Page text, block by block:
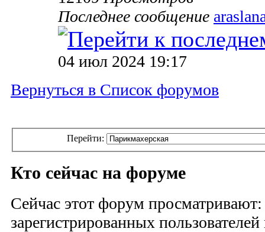
Последнее сообщение
04 июл 2024 19:17
Вернуться в Список форумов
Перейти:
Кто сейчас на форуме
Сейчас этот форум просматривают:
зарегистрированных